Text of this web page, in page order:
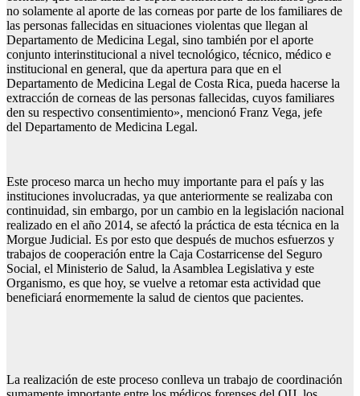
no solamente al aporte de las corneas por parte de los familiares de
las personas fallecidas en situaciones violentas que llegan al
Departamento de Medicina Legal, sino también por el aporte
conjunto interinstitucional a nivel tecnológico, técnico, médico e
institucional en general, que da apertura para que en el
Departamento de Medicina Legal de Costa Rica, pueda hacerse la
extracción de corneas de las personas fallecidas, cuyos familiares
den su respectivo consentimiento», mencionó Franz Vega, jefe
del Departamento de Medicina Legal.
Este proceso marca un hecho muy importante para el país y las
instituciones involucradas, ya que anteriormente se realizaba con
continuidad, sin embargo, por un cambio en la legislación nacional
realizado en el año 2014, se afectó la práctica de esta técnica en la
Morgue Judicial. Es por esto que después de muchos esfuerzos y
trabajos de cooperación entre la Caja Costarricense del Seguro
Social, el Ministerio de Salud, la Asamblea Legislativa y este
Organismo, es que hoy, se vuelve a retomar esta actividad que
beneficiará enormemente la salud de cientos que pacientes.
La realización de este proceso conlleva un trabajo de coordinación